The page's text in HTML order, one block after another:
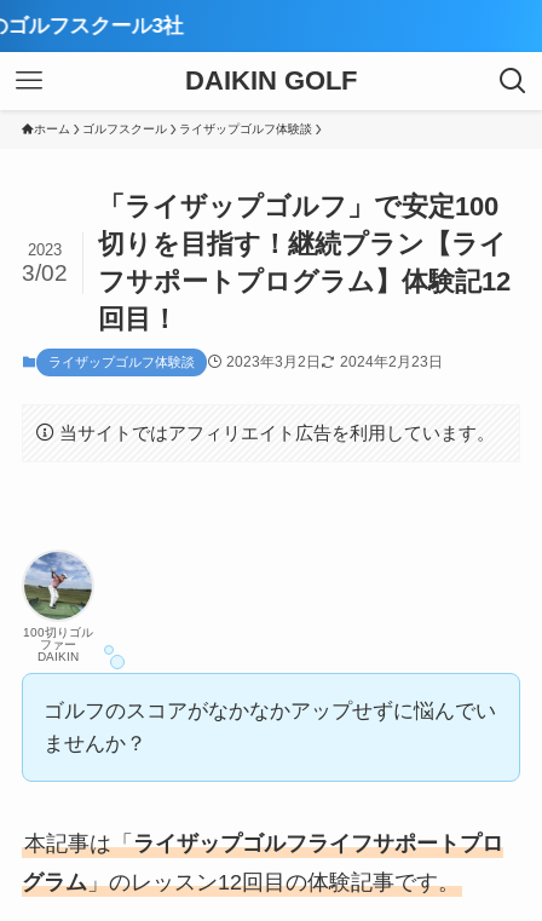
DAIKIN GOLF
ホーム ゴルフスクール ライザップゴルフ体験談
「ライザップゴルフ」で安定100
切りを目指す！継続プラン【ライ
フサポートプログラム】体験記12
回目！
2023
3/02
ライザップゴルフ体験談 2023年3月2日 2024年2月23日
当サイトではアフィリエイト広告を利用しています。
100切りゴル
ファー
DAIKIN
ゴルフのスコアがなかなかアップせずに悩んでい
ませんか？
本記事は「ライザップゴルフライフサポートプロ
グラム」のレッスン12回目の体験記事です。